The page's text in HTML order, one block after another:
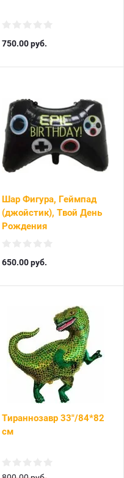
750.00руб.
Шар Фигура, Геймпад
(джойстик), Твой День
Рождения
650.00руб.
Тираннозавр 33"/84*82
см